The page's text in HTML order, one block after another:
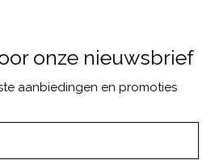
onze nieuwsbrief
aanbiedingen en promoties